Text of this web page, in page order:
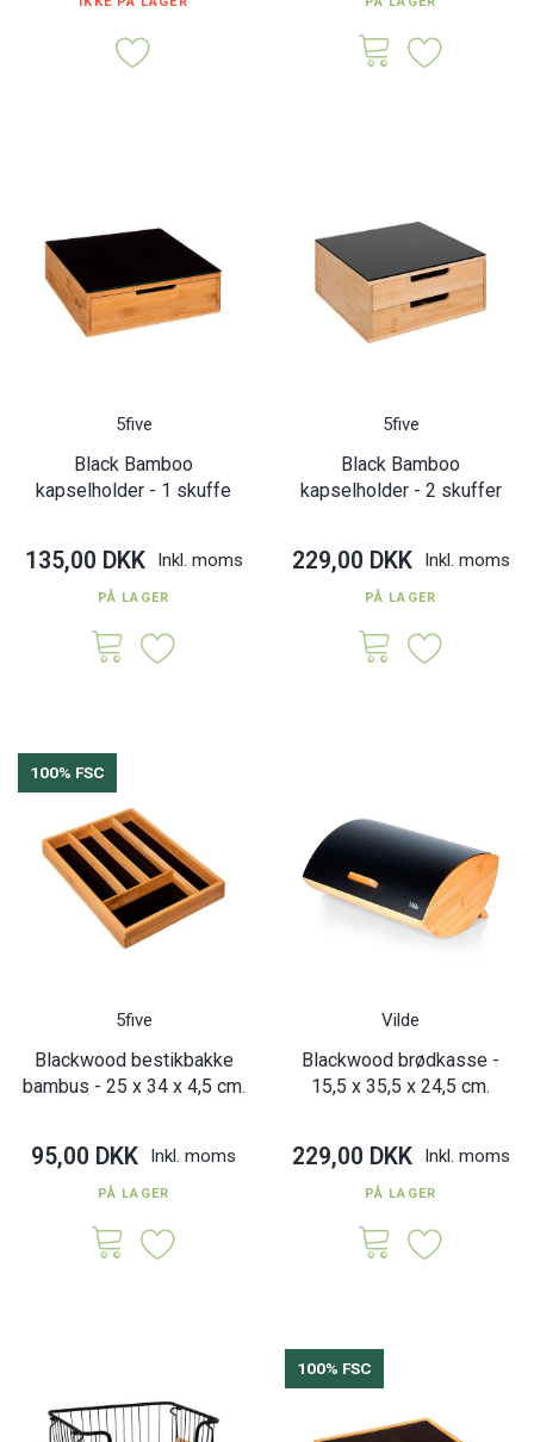
5five
Black Bamboo
kapselholder - 1 skuffe
135,00 DKK Inkl. moms
PÅ LAGER
5five
Black Bamboo
kapselholder - 2 skuffer
229,00 DKK Inkl. moms
PÅ LAGER
100% FSC
5five
Blackwood bestikbakke
bambus - 25 x 34 x 4,5 cm.
95,00 DKK Inkl. moms
PÅ LAGER
Vilde
Blackwood brødkasse -
15,5 x 35,5 x 24,5 cm.
229,00 DKK Inkl. moms
PÅ LAGER
100% FSC